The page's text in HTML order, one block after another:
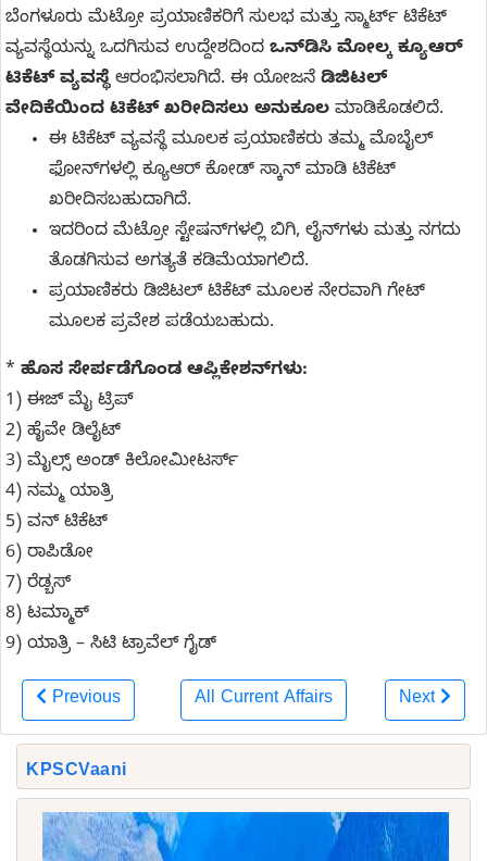
ಬೆಂಗಳೂರು ಮೆಟ್ರೋ ಪ್ರಯಾಣಿಕರಿಗೆ ಸುಲಭ ಮತ್ತು ಸ್ಮಾರ್ಟ್ ಟಿಕೆಟ್
ವ್ಯವಸ್ಥೆಯನ್ನು ಒದಗಿಸುವ ಉದ್ದೇಶದಿಂದ ಒನ್‌ಡಿಸಿ ಮೋಲ್ಕ ಕ್ಯೂಆರ್
ಟಿಕೆಟ್ ವ್ಯವಸ್ಥೆಆರಂಭಿಸಲಾಗಿದೆ. ಈ ಯೋಜನೆ ಡಿಜಿಟಲ್
ವೇದಿಕೆಯಿಂದ ಟಿಕೆಟ್ ಖರೀದಿಸಲು ಅನುಕೂಲ ಮಾಡಿಕೊಡಲಿದೆ.
ಈ ಟಿಕೆಟ್ ವ್ಯವಸ್ಥೆ ಮೂಲಕ ಪ್ರಯಾಣಿಕರು ತಮ್ಮ ಮೊಬೈಲ್‌
ಫೋನ್‌ಗಳಲ್ಲಿ ಕ್ಯೂಆರ್ ಕೋಡ್ ಸ್ಕಾನ್ ಮಾಡಿ ಟಿಕೆಟ್
ಖರೀದಿಸಬಹುದಾಗಿದೆ.
ಇದರಿಂದ ಮೆಟ್ರೋ ಸ್ಟೇಷನ್‌ಗಳಲ್ಲಿ ಬಿಗಿ, ಲೈನ್‌ಗಳು ಮತ್ತು ನಗದು
ತೊಡಗಿಸುವ ಅಗತ್ಯತೆ ಕಡಿಮೆಯಾಗಲಿದೆ.
ಪ್ರಯಾಣಿಕರು ಡಿಜಿಟಲ್ ಟಿಕೆಟ್ ಮೂಲಕ ನೇರವಾಗಿ ಗೇಟ್‌
ಮೂಲಕ ಪ್ರವೇಶ ಪಡೆಯಬಹುದು.
* ಹೊಸ ಸೇರ್ಪಡೆಗೊಂಡ ಆಪ್ಲಿಕೇಶನ್‌ಗಳು:
1) ಈಜ್ ಮೈ ಟ್ರಿಪ್
2) ಹೈವೇ ಡಿಲೈಟ್
3) ಮೈಲ್ಸ್ ಅಂಡ್ ಕಿಲೋಮೀಟರ್ಸ್
4) ನಮ್ಮ ಯಾತ್ರಿ
5) ವನ್ ಟಿಕೆಟ್
6) ರಾಪಿಡೋ
7) ರೆಡ್ಬಸ್
8) ಟಮ್ಮಾಕ್
9) ಯಾತ್ರಿ – ಸಿಟಿ ಟ್ರಾವೆಲ್ ಗೈಡ್
Previous All Current Affairs Next
KPSCVaani